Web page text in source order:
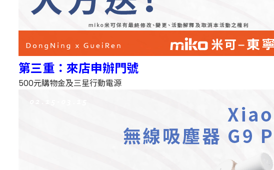
第三重：來店申辦門號
500元購物金及三星行動電源